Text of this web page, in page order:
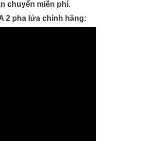
chuyển miễn phí.
2 pha lửa chính hãng: